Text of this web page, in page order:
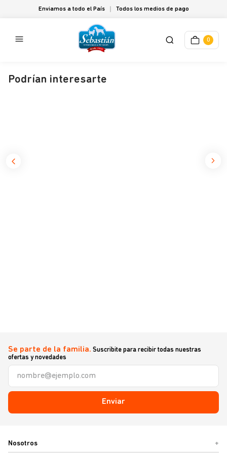
Enviamos a todo el País Todos los medios de pago
0
Podrían interesarte
Se parte de la familia. Suscribite para recibir todas nuestras
ofertas y novedades
Enviar
Nosotros +